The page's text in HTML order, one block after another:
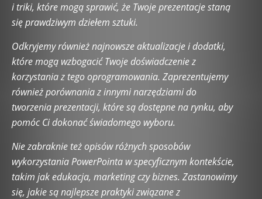
Praca w IT
Praca zdalna w IT
Prawo IT i RODO
Programowanie i kodowanie
Przeglądarki internetowe
Rozwiązania mobilne
Rozwój oprogramowania
SEO i optymalizacja stron
Serwery
Startupy technologiczne
Strefa Czytelników
Systemy operacyjne
Sztuczna inteligencja w biznesie
Sztuczna inteligencja w codziennym życiu
Tech Lifestyle
Technologie VRAR
Testowanie oprogramowania
Testy i recenzje oprogramowania
Tworzenie aplikacji webowych
UXUI Design
WordPress
Zrównoważone technologie (Sustainable Tech)
i triki, które mogą sprawić, że Twoje prezentacje staną
się prawdziwym dziełem sztuki.
Odkryjemy również najnowsze aktualizacje i dodatki,
które mogą wzbogacić Twoje doświadczenie z
korzystania z tego oprogramowania. Zaprezentujemy
również porównania z innymi narzędziami do
tworzenia prezentacji, które są dostępne na rynku, aby
pomóc Ci dokonać świadomego wyboru.
Nie zabraknie też opisów różnych sposobów
wykorzystania PowerPointa w specyficznym kontekście,
takim jak edukacja, marketing czy biznes. Zastanowimy
się, jakie są najlepsze praktyki związane z